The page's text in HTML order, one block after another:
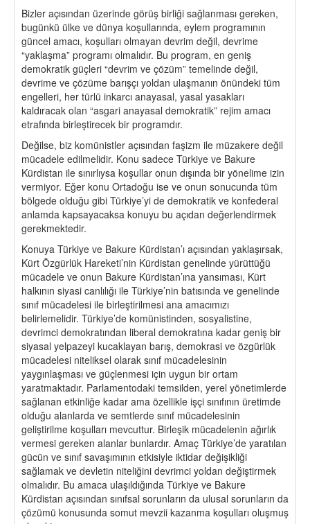
Bizler açısından üzerinde görüş birliği sağlanması gereken,
bugünkü ülke ve dünya koşullarında, eylem programının
güncel amacı, koşulları olmayan devrim değil, devrime
“yaklaşma” programı olmalıdır. Bu program, en geniş
demokratik güçleri “devrim ve çözüm” temelinde değil,
devrime ve çözüme barışçı yoldan ulaşmanın önündeki tüm
engelleri, her türlü inkarcı anayasal, yasal yasakları
kaldıracak olan “asgari anayasal demokratik” rejim amacı
etrafında birleştirecek bir programdır.
Değilse, biz komünistler açısından faşizm ile müzakere değil
mücadele edilmelidir. Konu sadece Türkiye ve Bakure
Kürdistan ile sınırlıysa koşullar onun dışında bir yönelime izin
vermiyor. Eğer konu Ortadoğu ise ve onun sonucunda tüm
bölgede olduğu gibi Türkiye’yi de demokratik ve konfederal
anlamda kapsayacaksa konuyu bu açıdan değerlendirmek
gerekmektedir.
Konuya Türkiye ve Bakure Kürdistan’ı açısından yaklaşırsak,
Kürt Özgürlük Hareketi’nin Kürdistan genelinde yürüttüğü
mücadele ve onun Bakure Kürdistan’ına yansıması, Kürt
halkının siyasi canlılığı ile Türkiye’nin batısında ve genelinde
sınıf mücadelesi ile birleştirilmesi ana amacımızı
belirlemelidir. Türkiye’de komünistinden, sosyalistine,
devrimci demokratından liberal demokratına kadar geniş bir
siyasal yelpazeyi kucaklayan barış, demokrasi ve özgürlük
mücadelesi niteliksel olarak sınıf mücadelesinin
yaygınlaşması ve güçlenmesi için uygun bir ortam
yaratmaktadır. Parlamentodaki temsilden, yerel yönetimlerde
sağlanan etkinliğe kadar ama özellikle işçi sınıfının üretimde
olduğu alanlarda ve semtlerde sınıf mücadelesinin
geliştirilme koşulları mevcuttur. Birleşik mücadelenin ağırlık
vermesi gereken alanlar bunlardır. Amaç Türkiye’de yaratılan
gücün ve sınıf savaşımının etkisiyle iktidar değişikliği
sağlamak ve devletin niteliğini devrimci yoldan değiştirmek
olmalıdır. Bu amaca ulaşıldığında Türkiye ve Bakure
Kürdistan açısından sınıfsal sorunların da ulusal sorunların da
çözümü konusunda somut mevzii kazanma koşulları oluşmuş